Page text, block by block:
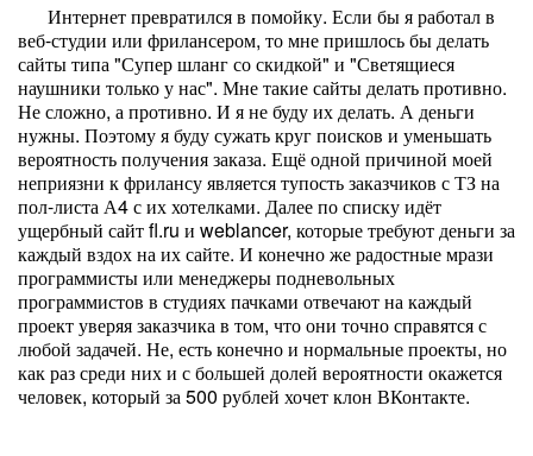
Интернет превратился в помойку. Если бы я работал в
веб-студии или фрилансером, то мне пришлось бы делать
сайты типа "Супер шланг со скидкой" и "Светящиеся
наушники только у нас". Мне такие сайты делать противно.
Не сложно, а противно. И я не буду их делать. А деньги
нужны. Поэтому я буду сужать круг поисков и уменьшать
вероятность получения заказа. Ещё одной причиной моей
неприязни к фрилансу является тупость заказчиков с ТЗ на
пол-листа А4 с их хотелками. Далее по списку идёт
ущербный сайт fl.ru и weblancer, которые требуют деньги за
каждый вздох на их сайте. И конечно же радостные мрази
программисты или менеджеры подневольных
программистов в студиях пачками отвечают на каждый
проект уверяя заказчика в том, что они точно справятся с
любой задачей. Не, есть конечно и нормальные проекты, но
как раз среди них и с большей долей вероятности окажется
человек, который за 500 рублей хочет клон ВКонтакте.